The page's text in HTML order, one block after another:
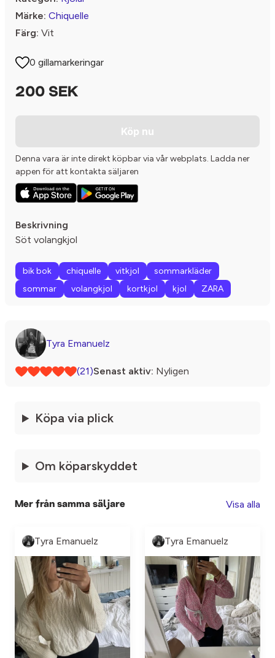
Märke: Chiquelle
Färg: Vit
0 gillamarkeringar
200 SEK
Köp nu
Denna vara är inte direkt köpbar via vår webplats. Ladda ner
appen för att kontakta säljaren
Beskrivning
Söt volangkjol
bik bok chiquelle vitkjol
sommarkläder
sommar
volangkjol kortkjol kjol ZARA
Tyra Emanuelz
(21)Senast aktiv: Nyligen
Köpa via plick
Om köparskyddet
Mer från samma säljare Visa alla
Tyra Emanuelz Tyra Emanuelz